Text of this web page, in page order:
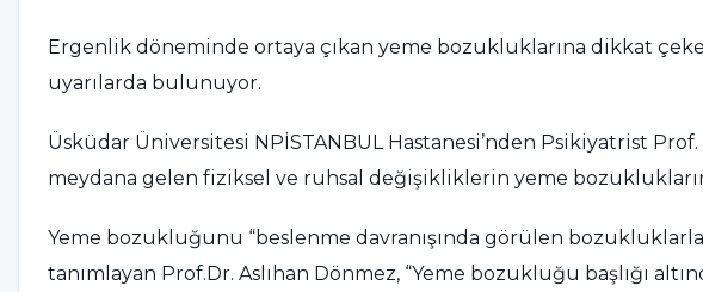
Ergenlik döneminde ortaya çıkan yeme bozukluklarına dikkat
uyarılarda bulunuyor.
Üsküdar Üniversitesi NPİSTANBUL Hastanesi’nden Psikiyatrist
meydana gelen fiziksel ve ruhsal değişikliklerin yeme
Yeme bozukluğunu “beslenme davranışında görülen
tanımlayan Prof.Dr. Aslıhan Dönmez, “Yeme bozukluğu başlığı